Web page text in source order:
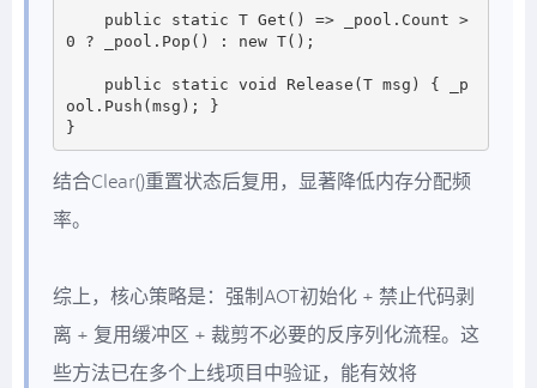
0 ? _pool.Pop() : new T();
ool.Push(msg); }
结合Clear()重置状态后复用，显著降低内存分配频
率。
综上，核心策略是：强制AOT初始化 + 禁止代码剥
离 + 复用缓冲区 + 裁剪不必要的反序列化流程。这
些方法已在多个上线项目中验证，能有效将